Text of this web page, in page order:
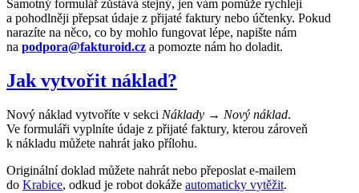
Samotný formulář zůstává stejný, jen vám pomůže rychleji
a pohodlněji přepsat údaje z přijaté faktury nebo účtenky. Pokud
narazíte na něco, co by mohlo fungovat lépe, napište nám
na podpora@fakturoid.cz a pomozte nám ho doladit.
Jak vytvořit náklad?
Nový náklad vytvoříte v sekci Náklady → Nový náklad.
Ve formuláři vyplníte údaje z přijaté faktury, kterou zároveň
k nákladu můžete nahrát jako přílohu.
Originální doklad můžete nahrát nebo přeposlat e-mailem
do Krabice, odkud je robot dokáže automaticky vytěžit.